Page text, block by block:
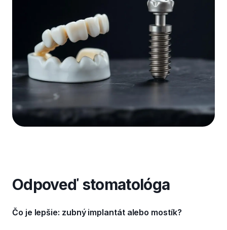
Odpoveď stomatológa
Čo je lepšie: zubný implantát alebo mostík?